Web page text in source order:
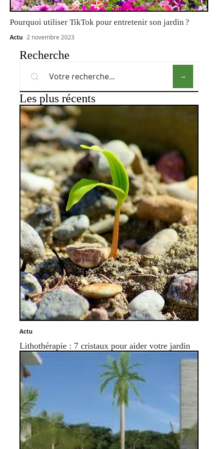
Pourquoi utiliser TikTok pour entretenir son jardin ?
Actu 2 novembre 2023
Recherche
Les plus récents
Actu
Lithothérapie : 7 cristaux pour aider votre jardin